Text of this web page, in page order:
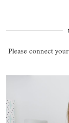
Please connect